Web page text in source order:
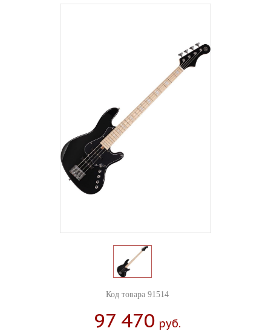
Код товара 91514
97 470 Руб.